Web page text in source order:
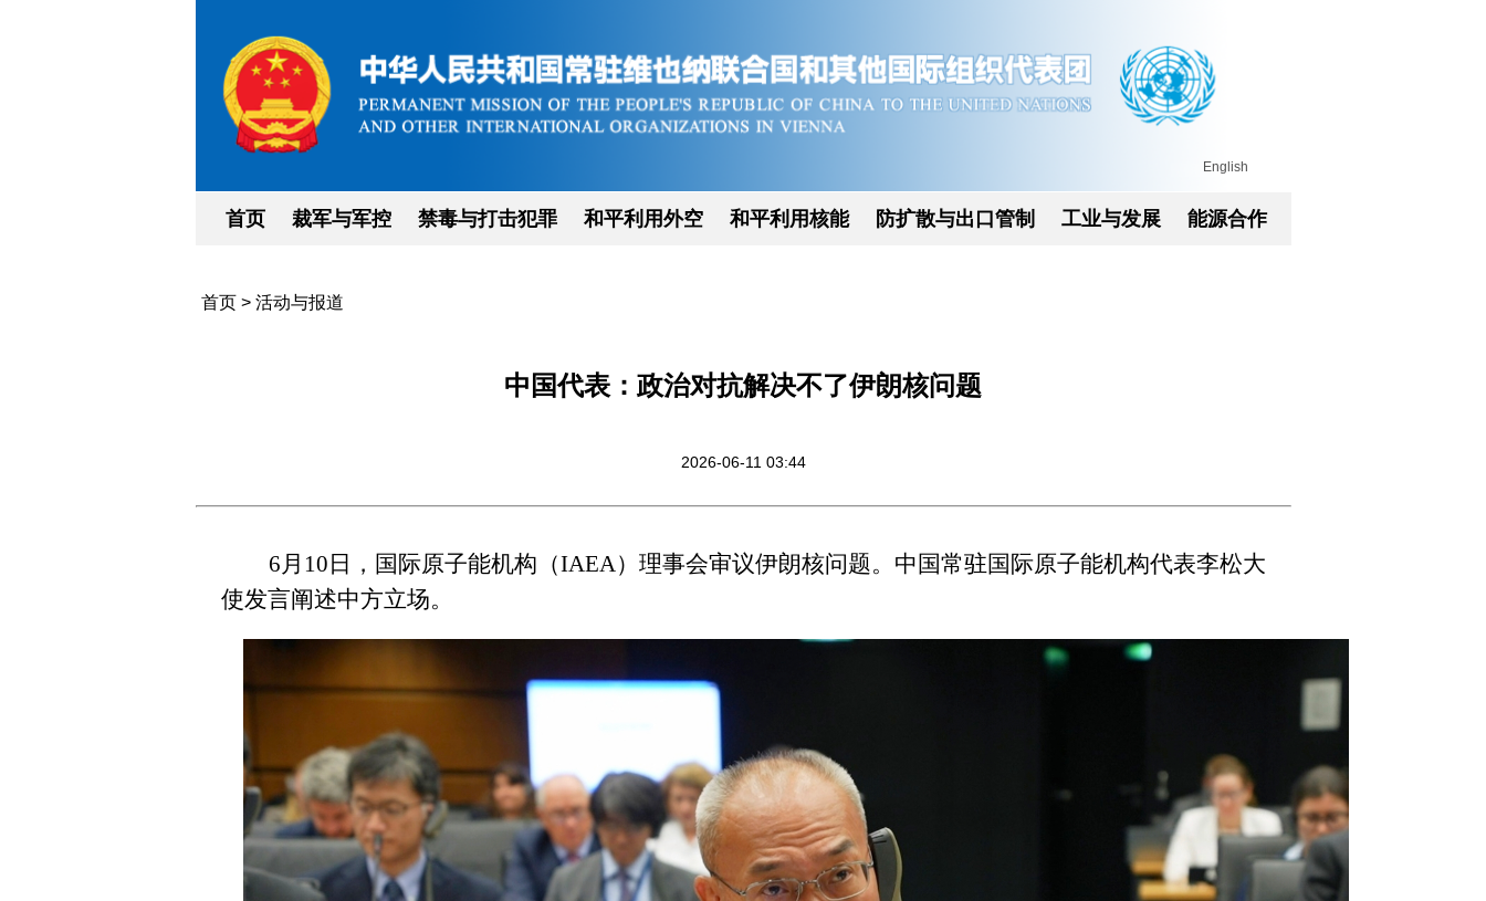
English
首页 裁军与军控 禁毒与打击犯罪 和平利用外空 和平利用核能 防扩散与出口管制 工业与发展 能源合作
首页> 活动与报道
中国代表：政治对抗解决不了伊朗核问题
2026-06-11 03:44
6月 10 日，国际原子能机构（IAEA）理事会审议伊朗核问题。中国常驻国际原子能机构代表李松大
使发言阐述中方立场。